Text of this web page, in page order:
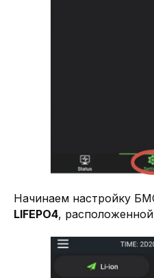
Начинаем настройку
LIFEPO4,